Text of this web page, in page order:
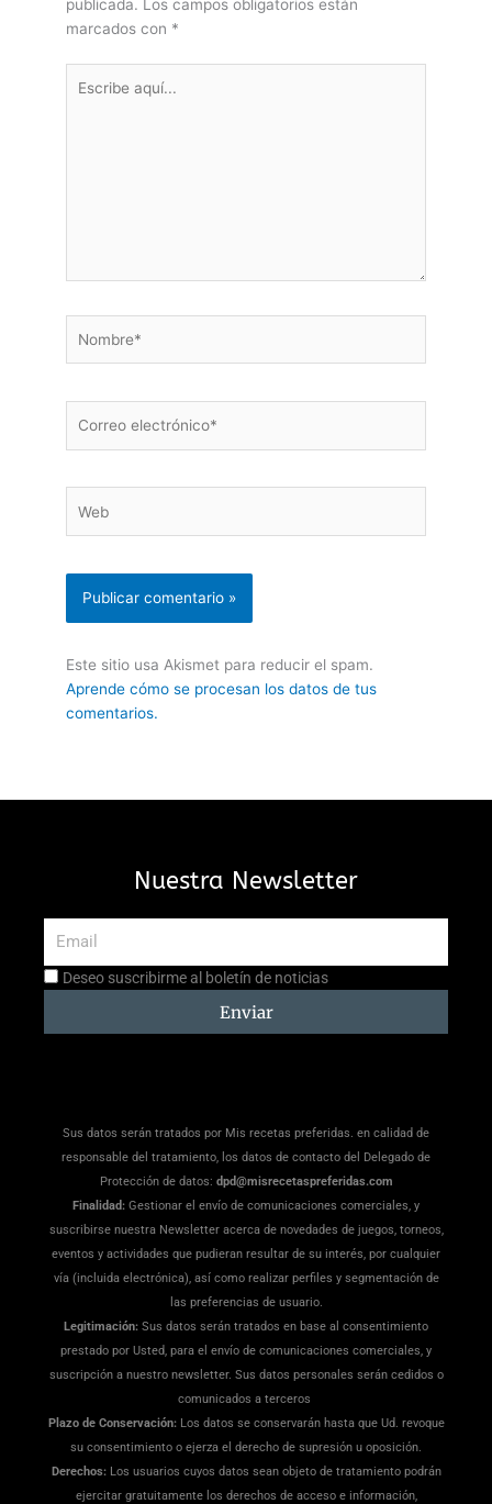
publicada. Los campos obligatorios están
marcados con *
aquí...
electrónico*
Este sitio usa Akismet para reducir el spam.
Aprende cómo se procesan los datos de tus
comentarios.
Nuestra Newsletter
Aceptación
Deseo suscribirme al boletín de noticias
Enviar
Sus datos serán tratados por Mis recetas preferidas. en calidad de
responsable del tratamiento, los datos de contacto del Delegado de
Protección de datos: dpd@misrecetaspreferidas.com
Finalidad: Gestionar el envío de comunicaciones comerciales, y
suscribirse nuestra Newsletter acerca de novedades de juegos, torneos,
eventos y actividades que pudieran resultar de su interés, por cualquier
vía (incluida electrónica), así como realizar perfiles y segmentación de
las preferencias de usuario.
Legitimación: Sus datos serán tratados en base al consentimiento
prestado por Usted, para el envío de comunicaciones comerciales, y
suscripción a nuestro newsletter. Sus datos personales serán cedidos o
comunicados a terceros
Plazo de Conservación: Los datos se conservarán hasta que Ud. revoque
su consentimiento o ejerza el derecho de supresión u oposición.
Derechos: Los usuarios cuyos datos sean objeto de tratamiento podrán
ejercitar gratuitamente los derechos de acceso e información,